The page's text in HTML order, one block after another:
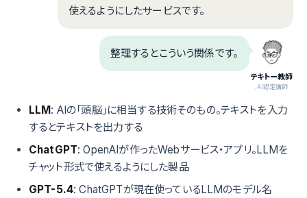
使えるようにしたサービスです。
テキトー教師
.AI認定講師
整理するとこういう関係です。
LLM: AIの「頭脳」に相当する技術そのもの。テキストを入力
するとテキストを出力する
ChatGPT: OpenAIが作ったWebサービス・アプリ。LLMを
チャット形式で使えるようにした製品
GPT-5.4: ChatGPTが現在使っているLLMのモデル名